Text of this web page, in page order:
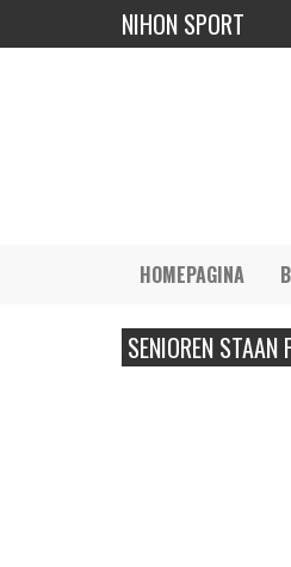
NIHON SPORT
HOMEPAGINA
SENIOREN STAAN